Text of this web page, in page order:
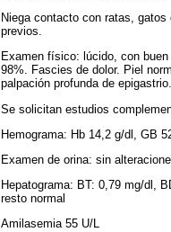
Niega contacto con ratas,
previos.
Examen físico: lúcido, con
98%. Fascies de dolor. Piel
palpación profunda de
Se solicitan estudios
Hemograma: Hb 14,2 g/dl, GB
Examen de orina: sin
Hepatograma: BT: 0,79 mg/dl,
resto normal
Amilasemia 55 U/L